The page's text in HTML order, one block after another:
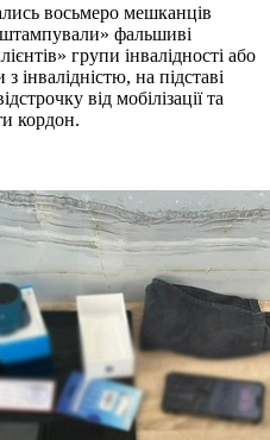
восьмеро мешканців
фальшиві
групи інвалідності або
інвалідністю, на підставі
від мобілізації та
кордон.